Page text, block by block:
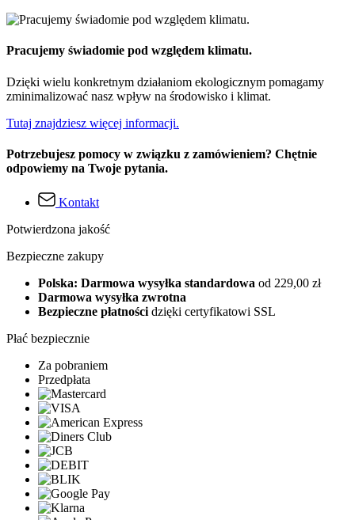
Pracujemy świadomie pod względem klimatu.
Dzięki wielu konkretnym działaniom ekologicznym pomagamy
zminimalizować nasz wpływ na środowisko i klimat.
Tutaj znajdziesz więcej informacji.
Potrzebujesz pomocy w związku z zamówieniem? Chętnie
odpowiemy na Twoje pytania.
Kontakt
Potwierdzona jakość
Bezpieczne zakupy
Polska: Darmowa wysyłka standardowa od 229,00 zł
Darmowa wysyłka zwrotna
Bezpieczne płatności dzięki certyfikatowi SSL
Płać bezpiecznie
Za pobraniem
Przedpłata